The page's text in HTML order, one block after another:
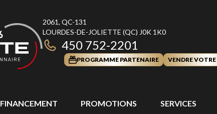
2061, QC-131
LOURDES-DE-JOLIETTE (QC) J0K 1K0
450 752-2201
PROGRAMME PARTENAIRE VENDRE
FINANCEMENT PROMOTIONS SERVICES